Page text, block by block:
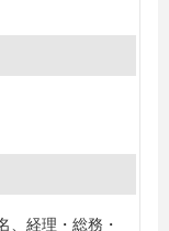
、経理・総務・